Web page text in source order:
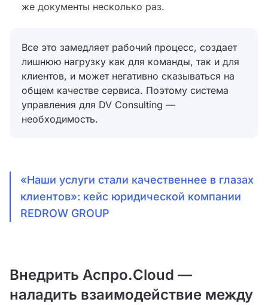
же документы несколько раз.
Все это замедляет рабочий процесс, создает
лишнюю нагрузку как для команды, так и для
клиентов, и может негативно сказываться на
общем качестве сервиса. Поэтому система
управления для DV Consulting —
необходимость.
«Наши услуги стали качественнее в глазах
клиентов»: кейс юридической компании
REDROW GROUP
Внедрить Аспро.Cloud —
наладить взаимодействие между